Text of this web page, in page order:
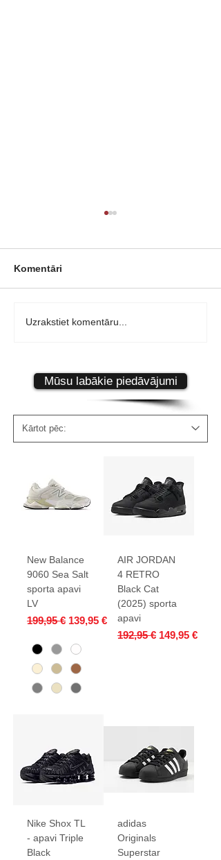
Vans Old Skool apavi
Komentāri
Uzrakstiet komentāru...
Mūsu labākie piedāvājumi
New Balance
9060 Sea Salt
sporta apavi
LV
Parastā cena
199,95 € Izpārdošanas cena
139,95 €
AIR JORDAN
4 RETRO
Black Cat
(2025) sporta
apavi
Parastā cena
192,95 € Izpārdošanas
149,95 €
Nike Shox TL
- apavi Triple
Black
adidas
Originals
Superstar